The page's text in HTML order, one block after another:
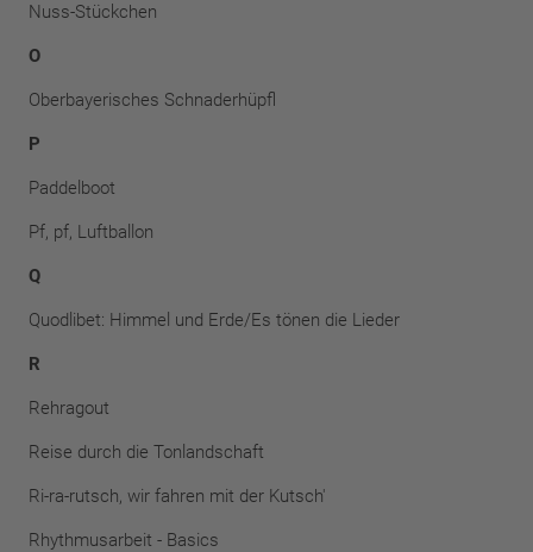
Nuss-Stückchen
O
Oberbayerisches Schnaderhüpfl
P
Paddelboot
Pf, pf, Luftballon
Q
Quodlibet: Himmel und Erde/Es tönen die Lieder
R
Rehragout
Reise durch die Tonlandschaft
Ri-ra-rutsch, wir fahren mit der Kutsch'
Rhythmusarbeit - Basics